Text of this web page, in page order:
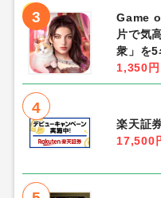
3
Game
片で気
衆」を
1,350円
4
楽天証
17,500